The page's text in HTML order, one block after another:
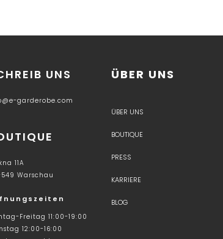
UNS
garderobe.com
11A
Warschau
Freitag 11:00-19:00
12:00-16:00
ÜBER UNS
ÜBER UNS
BOUTIQUE
PRESS
KARRIERE
BLOG